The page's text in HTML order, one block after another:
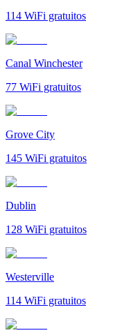
114 WiFi gratuitos
Canal Winchester
77 WiFi gratuitos
Grove City
145 WiFi gratuitos
Dublin
128 WiFi gratuitos
Westerville
114 WiFi gratuitos